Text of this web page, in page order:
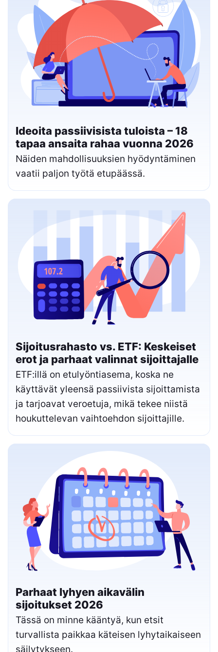
Ideoita passiivisista tuloista – 18
tapaa ansaita rahaa vuonna 2026
Näiden mahdollisuuksien hyödyntäminen
vaatii paljon työtä etupäässä.
Sijoitusrahasto vs. ETF: Keskeiset
erot ja parhaat valinnat sijoittajalle
ETF:illä on etulyöntiasema, koska ne
käyttävät yleensä passiivista sijoittamista
ja tarjoavat veroetuja, mikä tekee niistä
houkuttelevan vaihtoehdon sijoittajille.
Parhaat lyhyen aikavälin
sijoitukset 2026
Tässä on minne kääntyä, kun etsit
turvallista paikkaa käteisen lyhytaikaiseen
säilytykseen.